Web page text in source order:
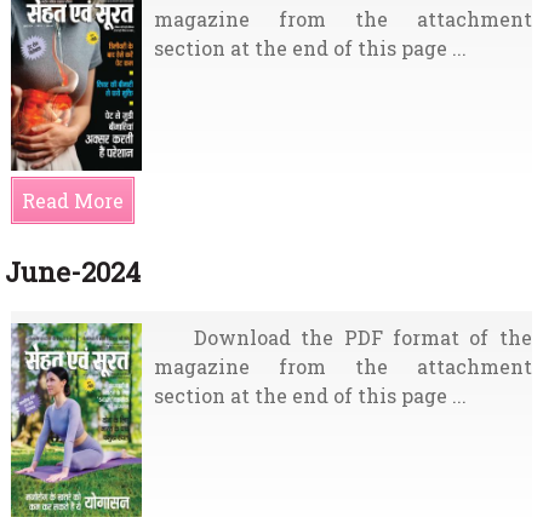
magazine from the attachment
section at the end of this page ...
Read More
June-2024
Download the PDF format of the
magazine from the attachment
section at the end of this page ...